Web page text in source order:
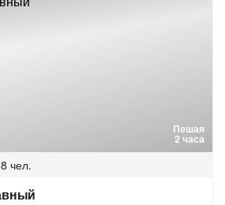
Пешая
2 часа
чел.